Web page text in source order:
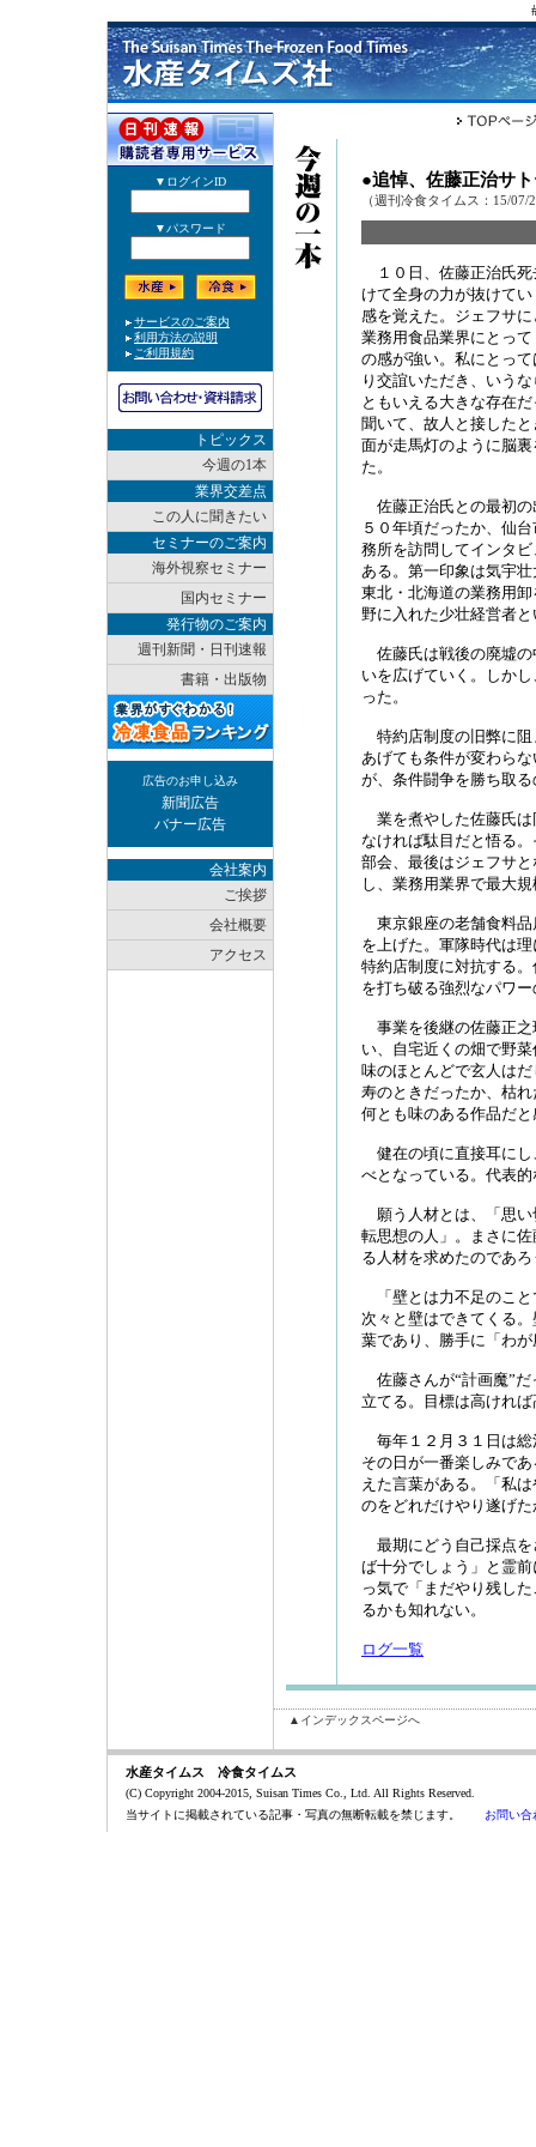
トピックス
今週の1本
業界交差点
この人に聞きたい
セミナーのご案内
海外視察セミナー
国内セミナー
発行物のご案内
週刊新聞・日刊速報
書籍・出版物
広告のお申し込み
新聞広告
バナー広告
会社案内
ご挨拶
会社概要
アクセス
●追悼、佐藤正治サ
（週刊冷食タイムス：15/07/
１０日、佐藤正治氏死
けて全身の力が抜けて
感を覚えた。ジェフサ
業務用食品業界にとっ
の感が強い。私にとっ
り交誼いただき、いう
ともいえる大きな存在
聞いて、故人と接した
面が走馬灯のように脳
た。
佐藤正治氏との最初の
５０年頃だったか、仙
務所を訪問してインタ
ある。第一印象は気宇
東北・北海道の業務用
野に入れた少壮経営者
佐藤氏は戦後の廃墟の
いを広げていく。しか
った。
特約店制度の旧弊に阻
あげても条件が変わら
が、条件闘争を勝ち取
業を煮やした佐藤氏は
なければ駄目だと悟る
部会、最後はジェフサ
し、業務用業界で最大
東京銀座の老舗食料品
を上げた。軍隊時代は
特約店制度に対抗する
を打ち破る強烈なパワ
事業を後継の佐藤正之
い、自宅近くの畑で野
味のほとんどで玄人は
寿のときだったか、枯
何とも味のある作品だ
健在の頃に直接耳にし
べとなっている。代表
願う人材とは、「思い
転思想の人」。まさに
る人材を求めたのであろ
「壁とは力不足のこと
次々と壁はできてくる
葉であり、勝手に「わ
佐藤さんが“計画魔”だ
立てる。目標は高けれ
毎年１２月３１日は総
その日が一番楽しみで
えた言葉がある。「私
のをどれだけやり遂げ
最期にどう自己採点を
ば十分でしょう」と霊
っ気で「まだやり残し
るかも知れない。
ログ一覧
▲インデックスページへ
水産タイムス 冷食タイムス
(C) Copyright 2004-2015, Suisan Times Co., Ltd. All Rights Reserved.
当サイトに掲載されている記事・写真の無断転載を禁じます。 お問い合